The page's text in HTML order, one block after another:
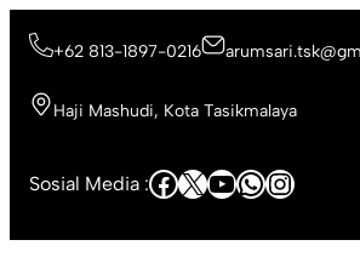
+62 813-1897-0216
Haji Mashudi, Kota Tasikmalaya
Sosial Media :Facebook
X YouTube
WhatsApp